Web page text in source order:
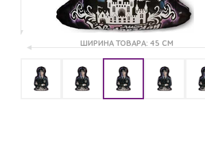
ШИРИНА ТОВАРА: 45 СМ